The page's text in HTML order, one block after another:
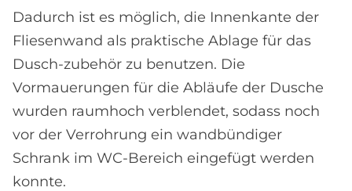
Dadurch ist es möglich, die Innenkante der
Fliesenwand als praktische Ablage für das
Dusch-zubehör zu benutzen. Die
Vormauerungen für die Abläufe der Dusche
wurden raumhoch verblendet, sodass noch
vor der Verrohrung ein wandbündiger
Schrank im WC-Bereich eingefügt werden
konnte.